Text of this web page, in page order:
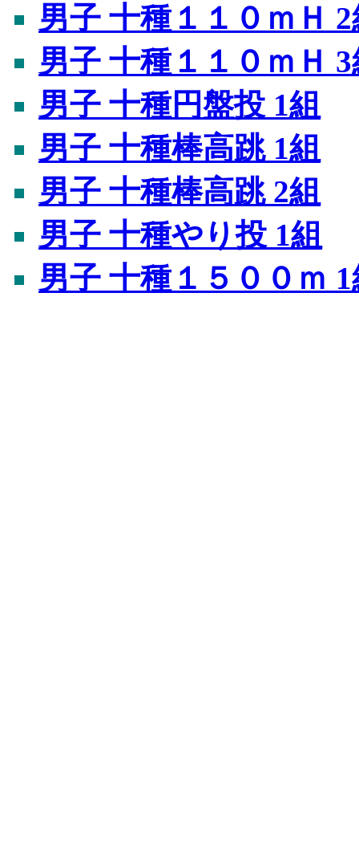
男子 十種１１０ｍＨ
男子 十種１１０ｍＨ
男子 十種円盤投 1組
男子 十種棒高跳 1組
男子 十種棒高跳 2組
男子 十種やり投 1組
男子 十種１５００ｍ